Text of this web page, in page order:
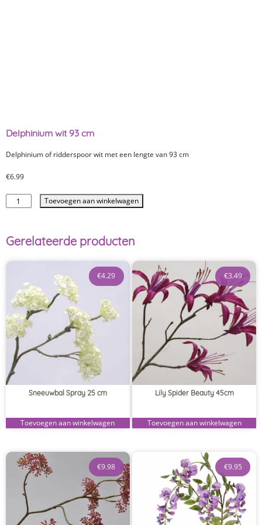
Delphinium wit 93 cm
Delphinium of ridderspoor wit met een lengte van 93 cm
€6.99
Toevoegen aan winkelwagen
Gerelateerde producten
Sneeuwbal Spray 25 cm
€4.29
Toevoegen aan winkelwagen
Lily Spider Beauty 45cm
€3.49
Toevoegen aan winkelwagen
€9.98 €9.95